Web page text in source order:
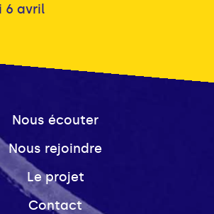
6 avril
Nous écouter
Nous rejoindre
Le projet
Contact